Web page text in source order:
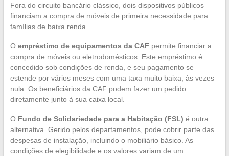
Fora do circuito bancário clássico, dois dispositivos públicos
financiam a compra de móveis de primeira necessidade para
famílias de baixa renda.
O empréstimo de equipamentos da CAF permite financiar a
compra de móveis ou eletrodomésticos. Este empréstimo é
concedido sob condições de renda, e seu pagamento se
estende por vários meses com uma taxa muito baixa, às vezes
nula. Os beneficiários da CAF podem fazer um pedido
diretamente junto à sua caixa local.
O Fundo de Solidariedade para a Habitação (FSL) é outra
alternativa. Gerido pelos departamentos, pode cobrir parte das
despesas de instalação, incluindo o mobiliário básico. As
condições de elegibilidade e os valores variam de um